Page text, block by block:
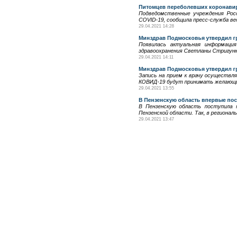
Питомцев переболевших
Подведомственные учреждения
COVID-19, сообщила пресс-служба
29.04.2021 14:28
Минздрав Подмосковья утвердил
Появилась актуальная
здравоохранения Светланы
29.04.2021 14:11
Минздрав Подмосковья утвердил
Запись на прием к врачу
КОВИД-19 будут принимать желающих
29.04.2021 13:55
В Пензенскую область впервые
В Пензенскую область поступила
Пензенской области. Так, в
29.04.2021 13:47